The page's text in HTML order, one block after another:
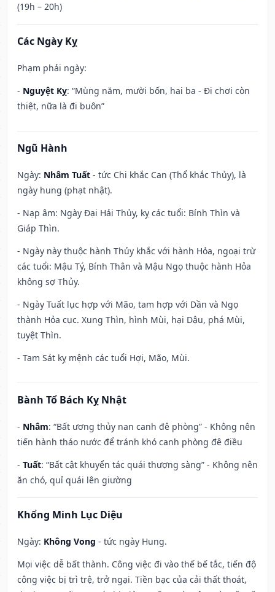
(19h – 20h)
Các Ngày Kỵ
Phạm phải ngày:
- Nguyệt Kỵ: “Mùng năm, mười bốn, hai ba - Đi chơi còn
thiệt, nữa là đi buôn”
Ngũ Hành
Ngày: Nhâm Tuất - tức Chi khắc Can (Thổ khắc Thủy), là
ngày hung (phạt nhật).
- Nạp âm: Ngày Đại Hải Thủy, kỵ các tuổi: Bính Thìn và
Giáp Thìn.
- Ngày này thuộc hành Thủy khắc với hành Hỏa, ngoại trừ
các tuổi: Mậu Tý, Bính Thân và Mậu Ngọ thuộc hành Hỏa
không sợ Thủy.
- Ngày Tuất lục hợp với Mão, tam hợp với Dần và Ngọ
thành Hỏa cục. Xung Thìn, hình Mùi, hại Dậu, phá Mùi,
tuyệt Thìn.
- Tam Sát kỵ mệnh các tuổi Hợi, Mão, Mùi.
Bành Tổ Bách Kỵ Nhật
- Nhâm: “Bất ương thủy nan canh đê phòng” - Không nên
tiến hành tháo nước để tránh khó canh phòng đê điều
- Tuất: “Bất cật khuyển tác quái thượng sàng” - Không nên
ăn chó, quỉ quái lên giường
Khổng Minh Lục Diệu
Ngày: Không Vong - tức ngày Hung.
Mọi việc dễ bất thành. Công việc đi vào thế bế tắc, tiến độ
công việc bị trì trệ, trở ngại. Tiền bạc của cải thất thoát,